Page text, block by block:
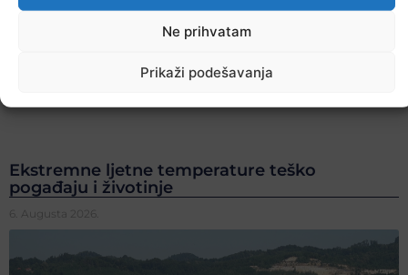
Ne prihvatam
Prikaži podešavanja
Ekstremne ljetne temperature teško
pogađaju i životinje
6. Augusta 2026.